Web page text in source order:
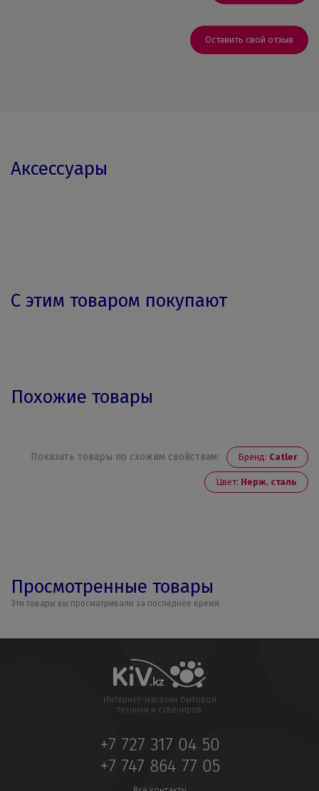
Оставить свой отзыв
Аксессуары
С этим товаром покупают
Похожие товары
Показать товары по схожим свойствам: Бренд: Catler
Цвет: Нерж. сталь
Просмотренные товары
Эти товары вы просматривали за последнее время
Интернет-магазин бытовой
техники и сувениров
+7 727 317 04 50
+7 747 864 77 05